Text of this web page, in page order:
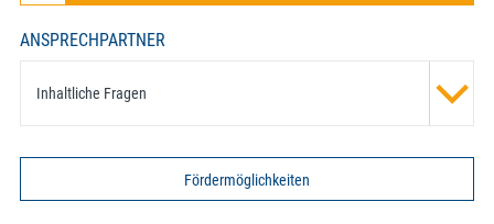
ANSPRECHPARTNER
Inhaltliche Fragen
Fördermöglichkeiten